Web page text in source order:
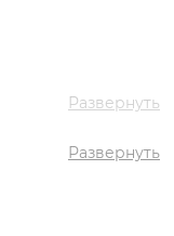
Развернуть
Развернуть